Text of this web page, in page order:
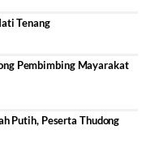
Tenang
Pembimbing Mayarakat
Putih, Peserta Thudong